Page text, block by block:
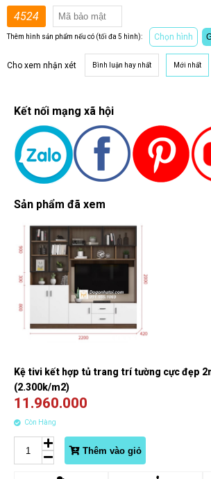
4524
Thêm hình sản phẩm nếu có (tối đa 5 hình): Chọn hình
Cho xem nhận xét Bình luận hay nhất Mới nhất
Kết nối mạng xã hội
Sản phẩm đã xem
Kệ tivi kết hợp tủ trang trí tường cực đẹp
(2.300k/m2)
11.960.000
Còn Hàng
Thêm vào giỏ